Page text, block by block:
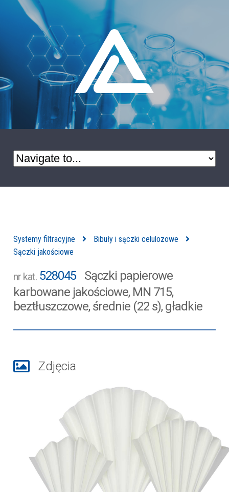
Systemy filtracyjne
Bibuły i sączki celulozowe
Sączki jakościowe
nr kat. 528045 Sączki papierowe
karbowane jakościowe, MN 715,
beztłuszczowe, średnie (22 s), gładkie
Zdjęcia